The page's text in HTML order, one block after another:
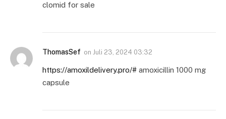
clomid for sale
ThomasSef on Juli 23, 2024 03:32
https://amoxildelivery.pro/# amoxicillin 1000 mg
capsule